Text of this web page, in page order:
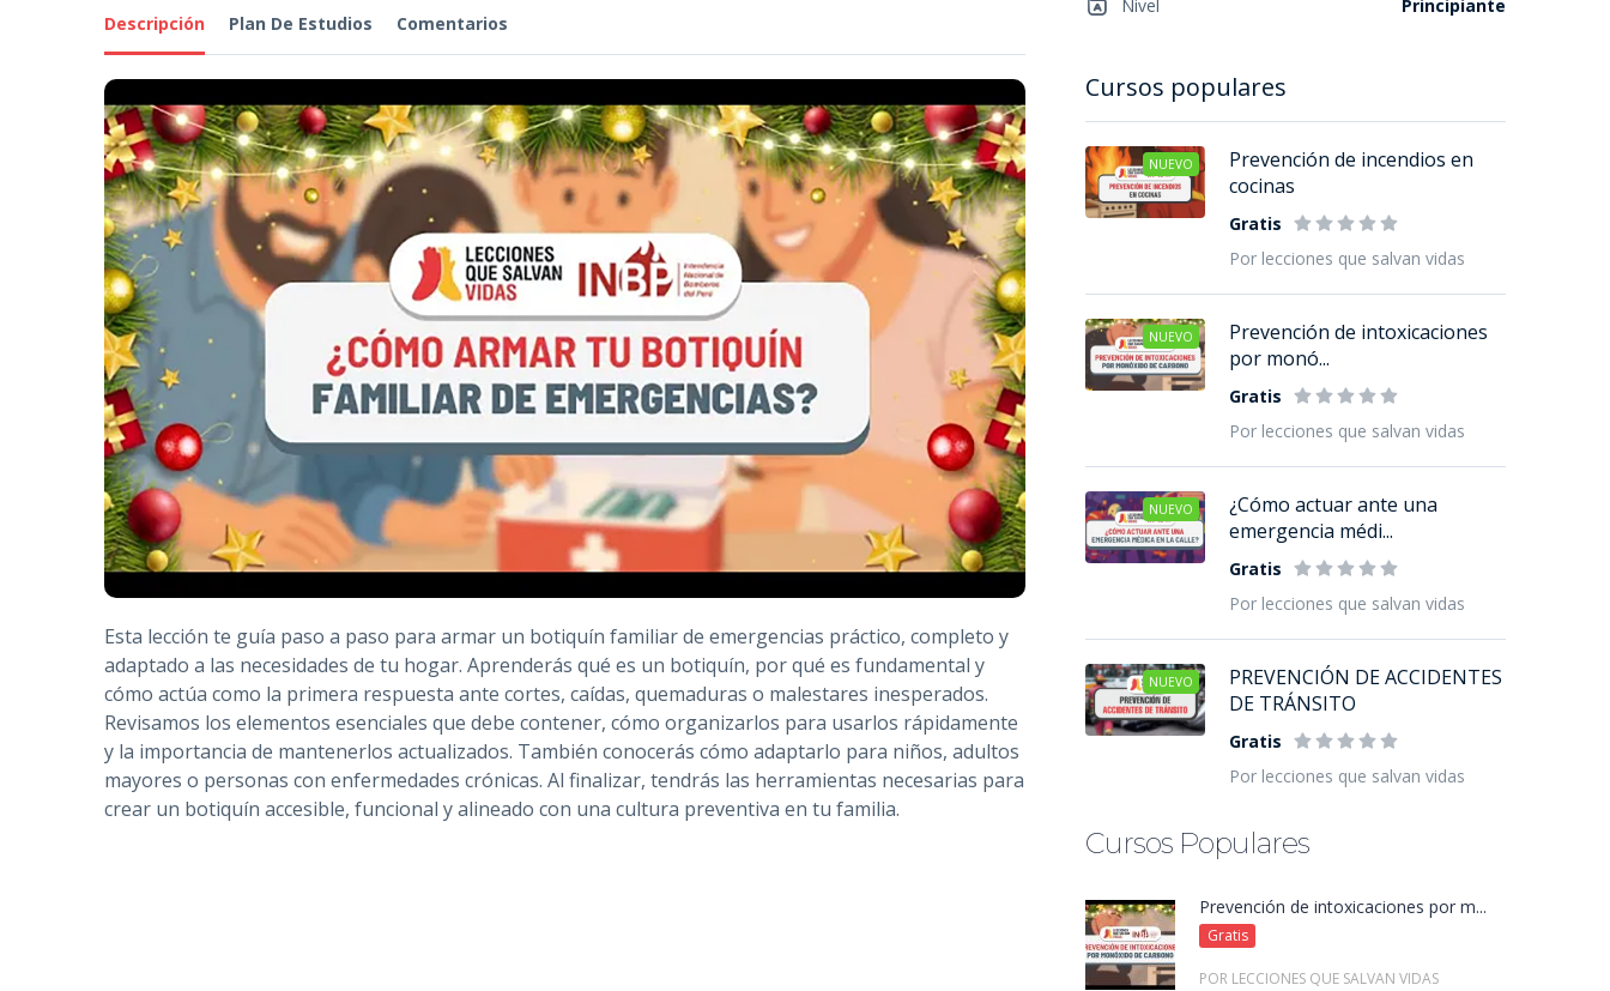
Descripción Plan De Estudios Comentarios
Esta lección te guía paso a paso para armar un botiquín familiar de emergencias práctico, completo y
adaptado a las necesidades de tu hogar. Aprenderás qué es un botiquín, por qué es fundamental y
cómo actúa como la primera respuesta ante cortes, caídas, quemaduras o malestares inesperados.
Revisamos los elementos esenciales que debe contener, cómo organizarlos para usarlos rápidamente
y la importancia de mantenerlos actualizados. También conocerás cómo adaptarlo para niños, adultos
mayores o personas con enfermedades crónicas. Al finalizar, tendrás las herramientas necesarias para
crear un botiquín accesible, funcional y alineado con una cultura preventiva en tu familia.
Nivel Principiante
Cursos populares
NUEVO
Prevención de incendios en
cocinas
Gratis
Por lecciones que salvan vidas
NUEVO
Prevención de intoxicaciones
por monó...
Gratis
Por lecciones que salvan vidas
NUEVO
¿Cómo actuar ante una
emergencia médi...
Gratis
Por lecciones que salvan vidas
NUEVO
PREVENCIÓN DE ACCIDENTES
DE TRÁNSITO
Gratis
Por lecciones que salvan vidas
Cursos Populares
Prevención de intoxicaciones por m...
Gratis
POR LECCIONES QUE SALVAN VIDAS